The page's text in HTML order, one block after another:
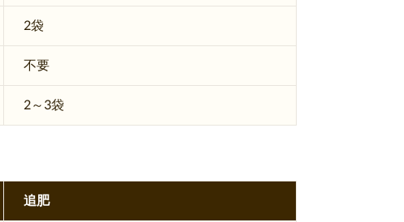
2袋
不要
2～3袋
追肥